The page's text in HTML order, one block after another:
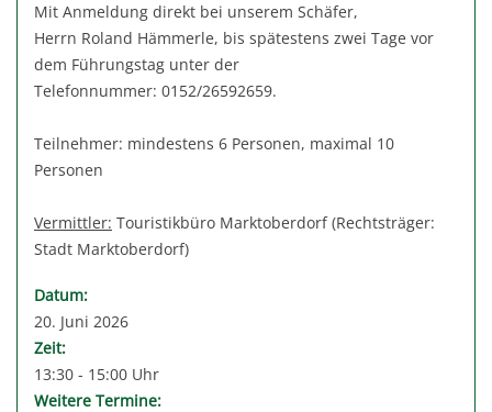
Mit Anmeldung direkt bei unserem Schäfer,
Herrn Roland Hämmerle, bis spätestens zwei Tage vor
dem Führungstag unter der
Telefonnummer: 0152/26592659.
Teilnehmer: mindestens 6 Personen, maximal 10
Personen
Vermittler: Touristikbüro Marktoberdorf (Rechtsträger:
Stadt Marktoberdorf)
Datum:
20. Juni 2026
Zeit:
13:30 - 15:00 Uhr
Weitere Termine: